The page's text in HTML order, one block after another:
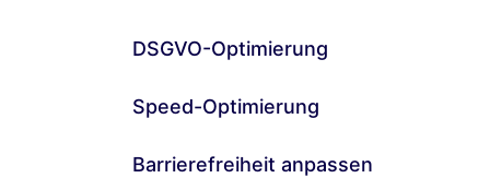
DSGVO-Optimierung
Speed-Optimierung
Barrierefreiheit anpassen